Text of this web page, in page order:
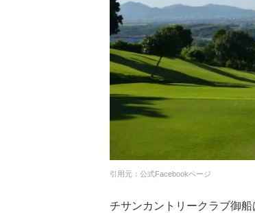
引用元：公式Facebookページ
チサンカントリークラブ御船